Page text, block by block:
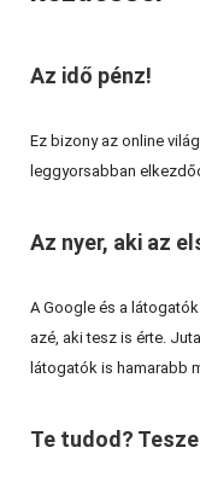
Az idő pénz!
Ez bizony az online
leggyorsabban
Az nyer, aki az
A Google és a
azé, aki tesz is érte.
látogatók is hamarabb
Te tudod?